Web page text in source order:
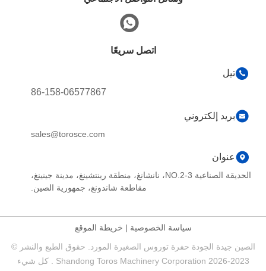
اتصل سريعًا
تيل
86-158-06577867
بريد إلكتروني
sales@torosce.com
عنوان
الحديقة الصناعية NO.2-3، نانشانغ، منطقة رينتشينغ، مدينة جينينغ،
مقاطعة شاندونغ، جمهورية الصين.
سياسة الخصوصية|خريطة الموقع
الصين جيدة الجودة حفرة توروس الصغيرة المورد. حقوق الطبع والنشر ©
2023-2026 Shandong Toros Machinery Corporation . كل شيء